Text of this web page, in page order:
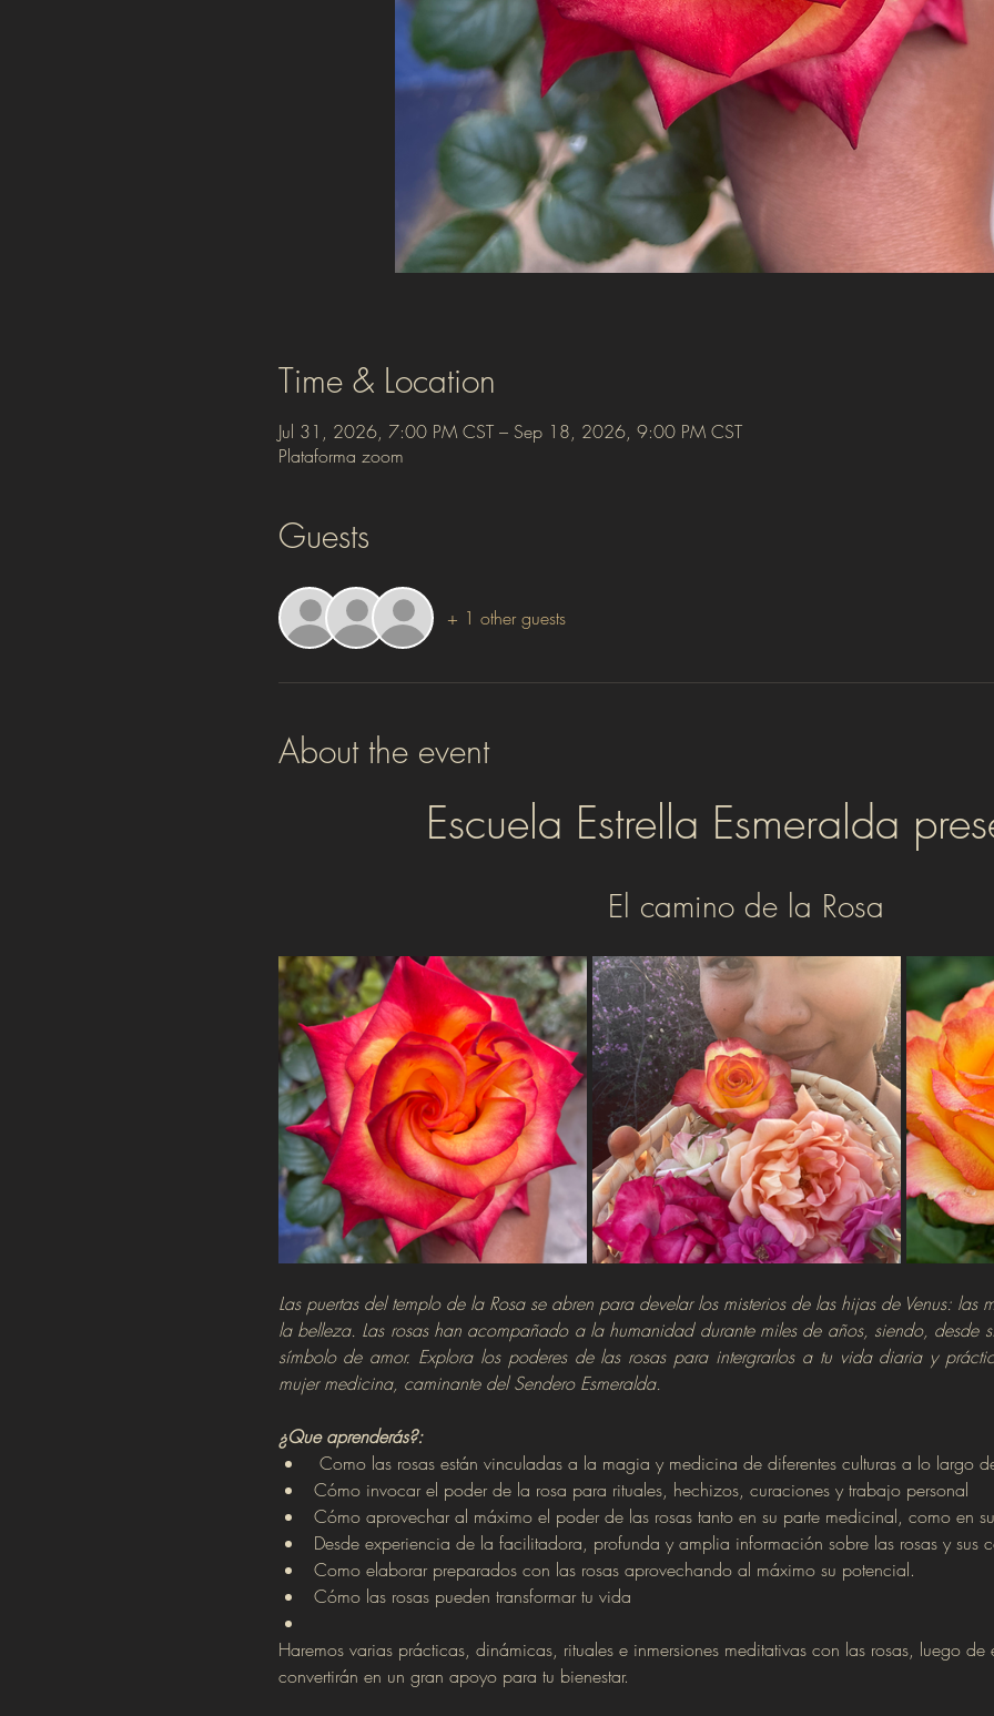
Time & Location
Jul 31, 2026, 7:00 PM CST – Sep 18, 2026, 9:00 PM CST
Plataforma zoom
Guests
+ 1 other guests
About the event
Escuela Estrella Esmeralda
El camino de la Rosa
Las puertas del templo de la Rosa se abren para develar los misterios de las hijas de Venus: las
la belleza. Las rosas han acompañado a la humanidad durante miles de años, siendo, desde
símbolo de amor. Explora los poderes de las rosas para intergrarlos a tu vida diaria y
mujer medicina, caminante del Sendero Esmeralda.
¿Que aprenderás?:
Como las rosas están vinculadas a la magia y medicina de diferentes culturas a lo largo
Cómo invocar el poder de la rosa para rituales, hechizos, curaciones y trabajo personal
Cómo aprovechar al máximo el poder de las rosas tanto en su parte medicinal, como en
Desde experiencia de la facilitadora, profunda y amplia información sobre las rosas y sus
Como elaborar preparados con las rosas aprovechando al máximo su potencial.
Cómo las rosas pueden transformar tu vida
Haremos varias prácticas, dinámicas, rituales e inmersiones meditativas con las rosas, luego
convertirán en un gran apoyo para tu bienestar.